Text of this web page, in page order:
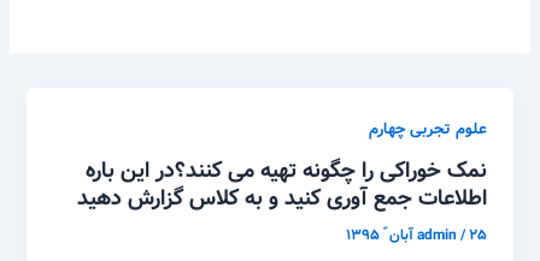
علوم تجربی چهارم
نمک خوراکی را چگونه تهیه می کنند؟در این باره
اطلاعات جمع آوری کنید و به کلاس گزارش دهید
admin/۲۵ آبان ّ ۱۳۹۵